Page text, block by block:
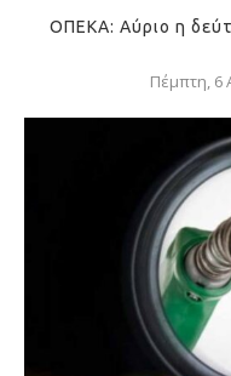
ΟΠΕΚΑ: Αύριο η
Πέμπτη, 6